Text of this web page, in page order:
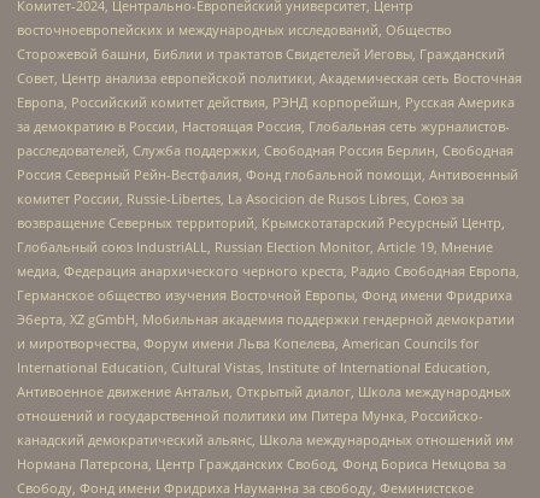
Комитет-2024, Центрально-Европейский университет, Центр
восточноевропейских и международных исследований, Общество
Сторожевой башни, Библии и трактатов Свидетелей Иеговы, Гражданский
Совет, Центр анализа европейской политики, Академическая сеть Восточная
Европа, Российский комитет действия, РЭНД корпорейшн, Русская Америка
за демократию в России, Настоящая Россия, Глобальная сеть журналистов-
расследователей, Служба поддержки, Свободная Россия Берлин, Свободная
Россия Северный Рейн-Вестфалия, Фонд глобальной помощи, Антивоенный
комитет России, Russie-Libertes, La Asocicion de Rusos Libres, Союз за
возвращение Северных территорий, Крымскотатарский Ресурсный Центр,
Глобальный союз IndustriALL, Russian Election Monitor, Article 19, Мнение
медиа, Федерация анархического черного креста, Радио Свободная Европа,
Германское общество изучения Восточной Европы, Фонд имени Фридриха
Эберта, XZ gGmbH, Мобильная академия поддержки гендерной демократии
и миротворчества, Форум имени Льва Копелева, American Councils for
International Education, Cultural Vistas, Institute of International Education,
Антивоенное движение Антальи, Открытый диалог, Школа международных
отношений и государственной политики им Питера Мунка, Российско-
канадский демократический альянс, Школа международных отношений им
Нормана Патерсона, Центр Гражданских Свобод, Фонд Бориса Немцова за
Свободу, Фонд имени Фридриха Науманна за свободу, Феминистское